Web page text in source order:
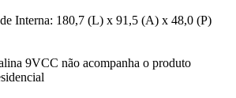
Interna: 180,7 (L) x 91,5 (A) x 48,0 (P)
9VCC não acompanha o produto